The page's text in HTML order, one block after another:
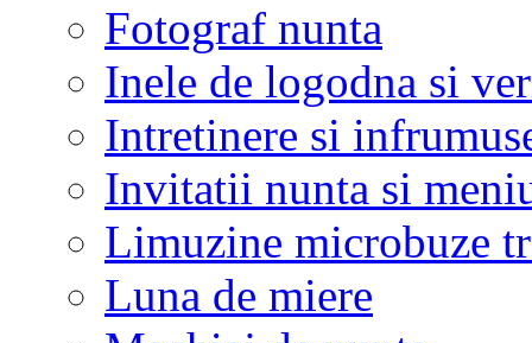
Fotograf nunta
Inele de logodna si
Intretinere si
Invitatii nunta si
Limuzine microbuze
Luna de miere